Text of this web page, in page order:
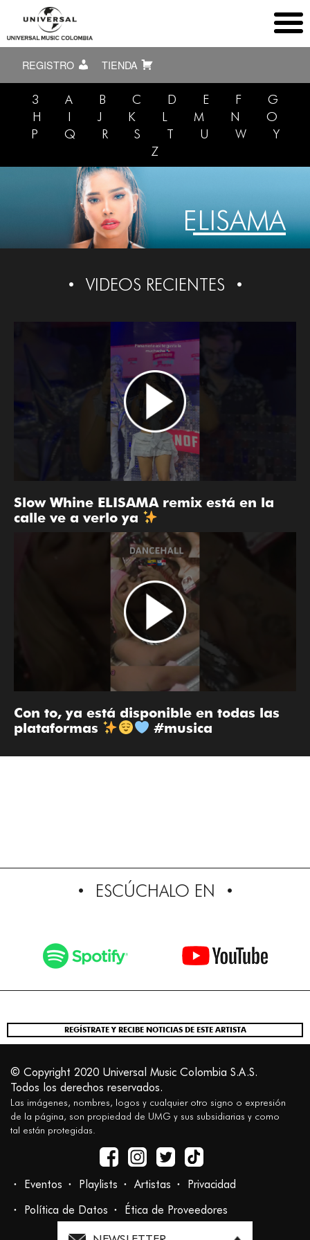
REGISTRO TIENDA
3 A B C D E F
G
H
I J K L M N
O
P
Q R S T U W
Y
Z
ELISAMA
VIDEOS RECIENTES
Slow Whine ELISAMA remix está en la
calle ve a verlo ya
Con to, ya está disponible en todas las
plataformas
#musica
ESCÚCHALO EN
REGÍSTRATE Y RECIBE NOTICIAS DE ESTE ARTISTA
© Copyright 2020 Universal Music Colombia S.A.S.
Todos los derechos reservados.
Las imágenes, nombres, logos y cualquier otro signo o expresión
de la página, son propiedad de UMG y sus subsidiarias y como
tal están protegidas.
Eventos Playlists Artistas
Privacidad
Política de Datos
Ética de Proveedores